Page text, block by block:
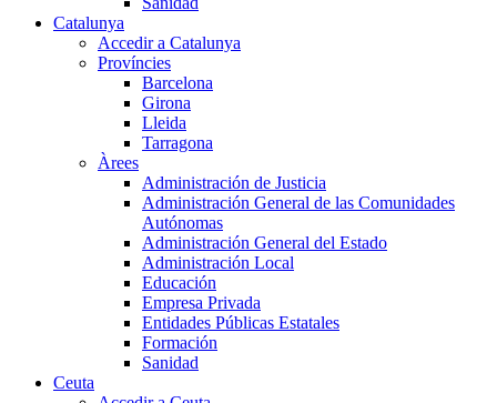
Catalunya
Accedir a Catalunya
Províncies
Barcelona
Girona
Lleida
Tarragona
Àrees
Administración de Justicia
Administración General de las Comunidades
Autónomas
Administración General del Estado
Administración Local
Educación
Empresa Privada
Entidades Públicas Estatales
Formación
Sanidad
Ceuta